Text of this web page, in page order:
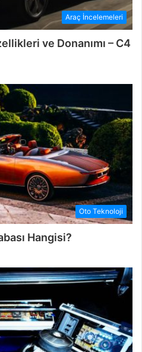
Araç İncelemeleri
ve Donanımı – C4
Oto Teknoloji
Hangisi?